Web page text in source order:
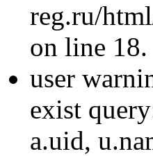
reg.ru/
on line 18.
user
exist
a.uid,